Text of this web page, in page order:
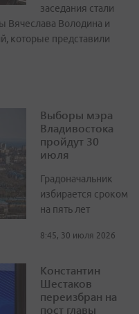
заседания стали
Вячеслава Володина и
которые представили
Выборы мэра
Владивостока
пройдут 30
июля
Градоначальник
избирается сроком
на пять лет
8:45, 30 июля 2026
Константин
Шестаков
переизбран на
пост главы